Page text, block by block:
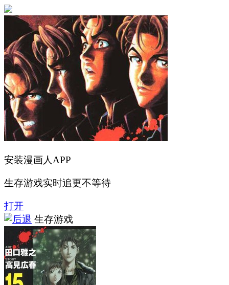
安装漫画人APP
生存游戏实时追更不等待
打开
生存游戏